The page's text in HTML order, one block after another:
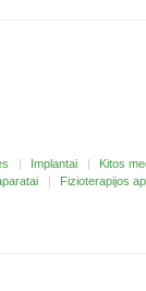
Implantai
Kitos
Fizioterapijos